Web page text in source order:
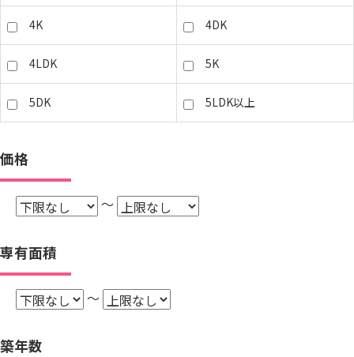
4K 4DK
4LDK 5K
5DK 5LDK以上
価格
～
専有面積
～
築年数